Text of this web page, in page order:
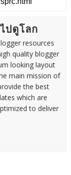
ปดูโลก
resources
quality blogger
looking layout
main mission of
the best
which are
to deliver